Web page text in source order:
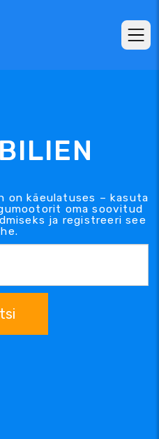
on käeulatuses – kasuta
oma soovitud
ja registreeri see